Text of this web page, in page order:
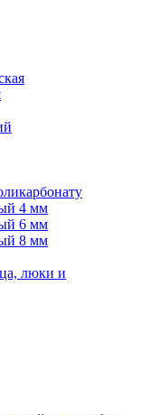
4 мм
6 мм
8 мм
люки и